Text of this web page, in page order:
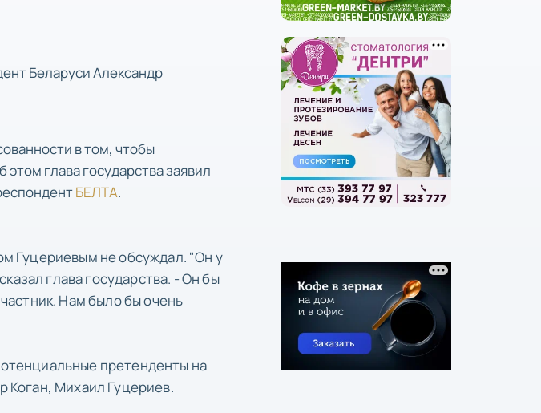
Беларуси Александр
в том, чтобы
глава государства заявил
БЕЛТА.
Гуцериевым не обсуждал. "Он у
глава государства. - Он бы
Нам было бы очень
претенденты на
Коган, Михаил Гуцериев.